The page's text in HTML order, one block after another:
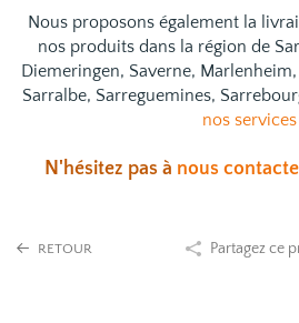
Nous proposons également la
nos produits dans la région de
Diemeringen, Saverne,
Sarralbe, Sarreguemines,
nos services
N'hésitez pas à nous
RETOUR Partagez ce